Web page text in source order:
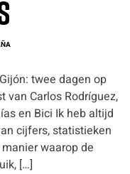
twee dagen op
van Carlos Rodríguez,
en Bici Ik heb altijd
cijfers, statistieken
waarop de
[…]